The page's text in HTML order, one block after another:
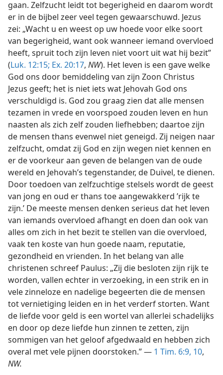
gaan. Zelfzucht leidt tot begerigheid en daarom wordt
er in de bijbel zeer veel tegen gewaarschuwd. Jezus
zei: „Wacht u en weest op uw hoede voor elke soort
van begerigheid, want ook wanneer iemand overvloed
heeft, spruit toch zijn leven niet voort uit wat hij bezit”
(Luk. 12:15; Ex. 20:17, NW). Het leven is een gave welke
God ons door bemiddeling van zijn Zoon Christus
Jezus geeft; het is niet iets wat Jehovah God ons
verschuldigd is. God zou graag zien dat alle mensen
tezamen in vrede en voorspoed zouden leven en hun
naasten als zich zelf zouden liefhebben; daartoe zijn
de mensen thans evenwel niet geneigd. Zij neigen naar
zelfzucht, omdat zij God en zijn wegen niet kennen en
er de voorkeur aan geven de belangen van de oude
wereld en Jehovah’s tegenstander, de Duivel, te dienen.
Door toedoen van zelfzuchtige stelsels wordt de geest
van jong en oud er thans toe aangewakkerd ’rijk te
zijn.’ De meeste mensen denken serieus dat het leven
van iemands overvloed afhangt en doen dan ook van
alles om zich in het bezit te stellen van die overvloed,
vaak ten koste van hun goede naam, reputatie,
gezondheid en vrienden. In het belang van alle
christenen schreef Paulus: „Zij die besloten zijn rijk te
worden, vallen echter in verzoeking, in een strik en in
vele zinneloze en nadelige begeerten die de mensen
tot vernietiging leiden en in het verderf storten. Want
de liefde voor geld is een wortel van allerlei schadelijks
en door op deze liefde hun zinnen te zetten, zijn
sommigen van het geloof afgedwaald en hebben zich
overal met vele pijnen doorstoken.” — 1 Tim. 6:9, 10,
NW.